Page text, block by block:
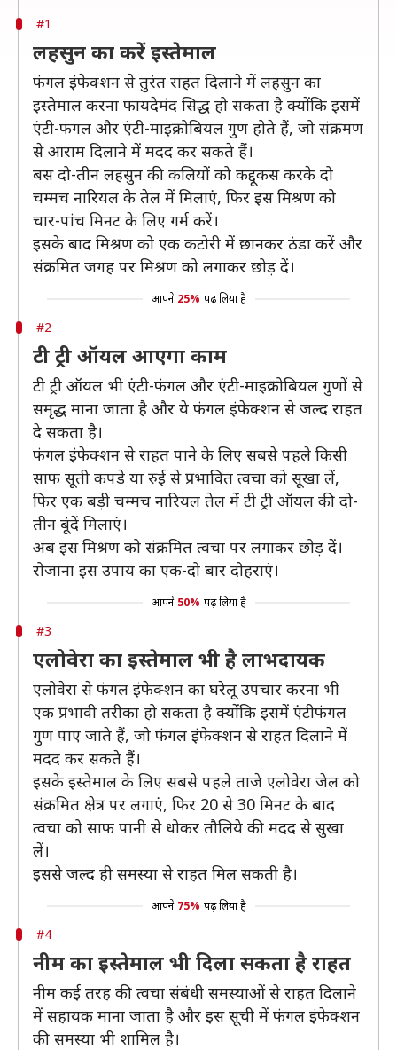
#1
लहसुन का करें इस्तेमाल
फंगल इंफेक्शन से तुरंत राहत दिलाने में लहसुन का
इस्तेमाल करना फायदेमंद सिद्ध हो सकता है क्योंकि इसमें
एंटी-फंगल और एंटी-माइक्रोबियल गुण होते हैं, जो संक्रमण
से आराम दिलाने में मदद कर सकते हैं।
बस दो-तीन लहसुन की कलियों को कद्दूकस करके दो
चम्मच नारियल के तेल में मिलाएं, फिर इस मिश्रण को
चार-पांच मिनट के लिए गर्म करें।
इसके बाद मिश्रण को एक कटोरी में छानकर ठंडा करें और
संक्रमित जगह पर मिश्रण को लगाकर छोड़ दें।
आपने 25% पढ़ लिया है
#2
टी ट्री ऑयल आएगा काम
टी ट्री ऑयल भी एंटी-फंगल और एंटी-माइक्रोबियल गुणों से
समृद्ध माना जाता है और ये फंगल इंफेक्शन से जल्द राहत
दे सकता है।
फंगल इंफेक्शन से राहत पाने के लिए सबसे पहले किसी
साफ सूती कपड़े या रुई से प्रभावित त्वचा को सूखा लें,
फिर एक बड़ी चम्मच नारियल तेल में टी ट्री ऑयल की दो-
तीन बूंदें मिलाएं।
अब इस मिश्रण को संक्रमित त्वचा पर लगाकर छोड़ दें।
रोजाना इस उपाय का एक-दो बार दोहराएं।
आपने 50% पढ़ लिया है
#3
एलोवेरा का इस्तेमाल भी है लाभदायक
एलोवेरा से फंगल इंफेक्शन का घरेलू उपचार करना भी
एक प्रभावी तरीका हो सकता है क्योंकि इसमें एंटीफंगल
गुण पाए जाते हैं, जो फंगल इंफेक्शन से राहत दिलाने में
मदद कर सकते हैं।
इसके इस्तेमाल के लिए सबसे पहले ताजे एलोवेरा जेल को
संक्रमित क्षेत्र पर लगाएं, फिर 20 से 30 मिनट के बाद
त्वचा को साफ पानी से धोकर तौलिये की मदद से सुखा
लें।
इससे जल्द ही समस्या से राहत मिल सकती है।
आपने 75% पढ़ लिया है
#4
नीम का इस्तेमाल भी दिला सकता है राहत
नीम कई तरह की त्वचा संबंधी समस्याओं से राहत दिलाने
में सहायक माना जाता है और इस सूची में फंगल इंफेक्शन
की समस्या भी शामिल है।